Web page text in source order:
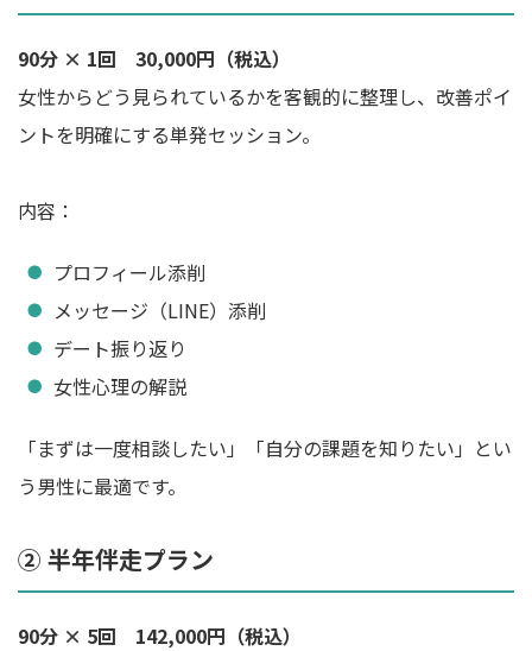
90分 × 1回 30,000円（税込）
女性からどう見られているかを客観的に整理し、改善ポイ
ントを明確にする単発セッション。
内容：
プロフィール添削
メッセージ（LINE）添削
デート振り返り
女性心理の解説
「まずは一度相談したい」「自分の課題を知りたい」とい
う男性に最適です。
② 半年伴走プラン
90分 × 5回 142,000円（税込）